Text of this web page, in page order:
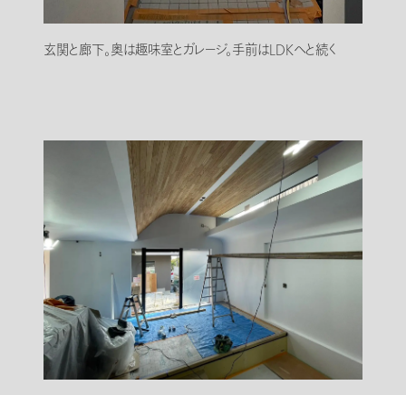
玄関と廊下。奥は趣味室とガレージ。手前はLDKへと続く